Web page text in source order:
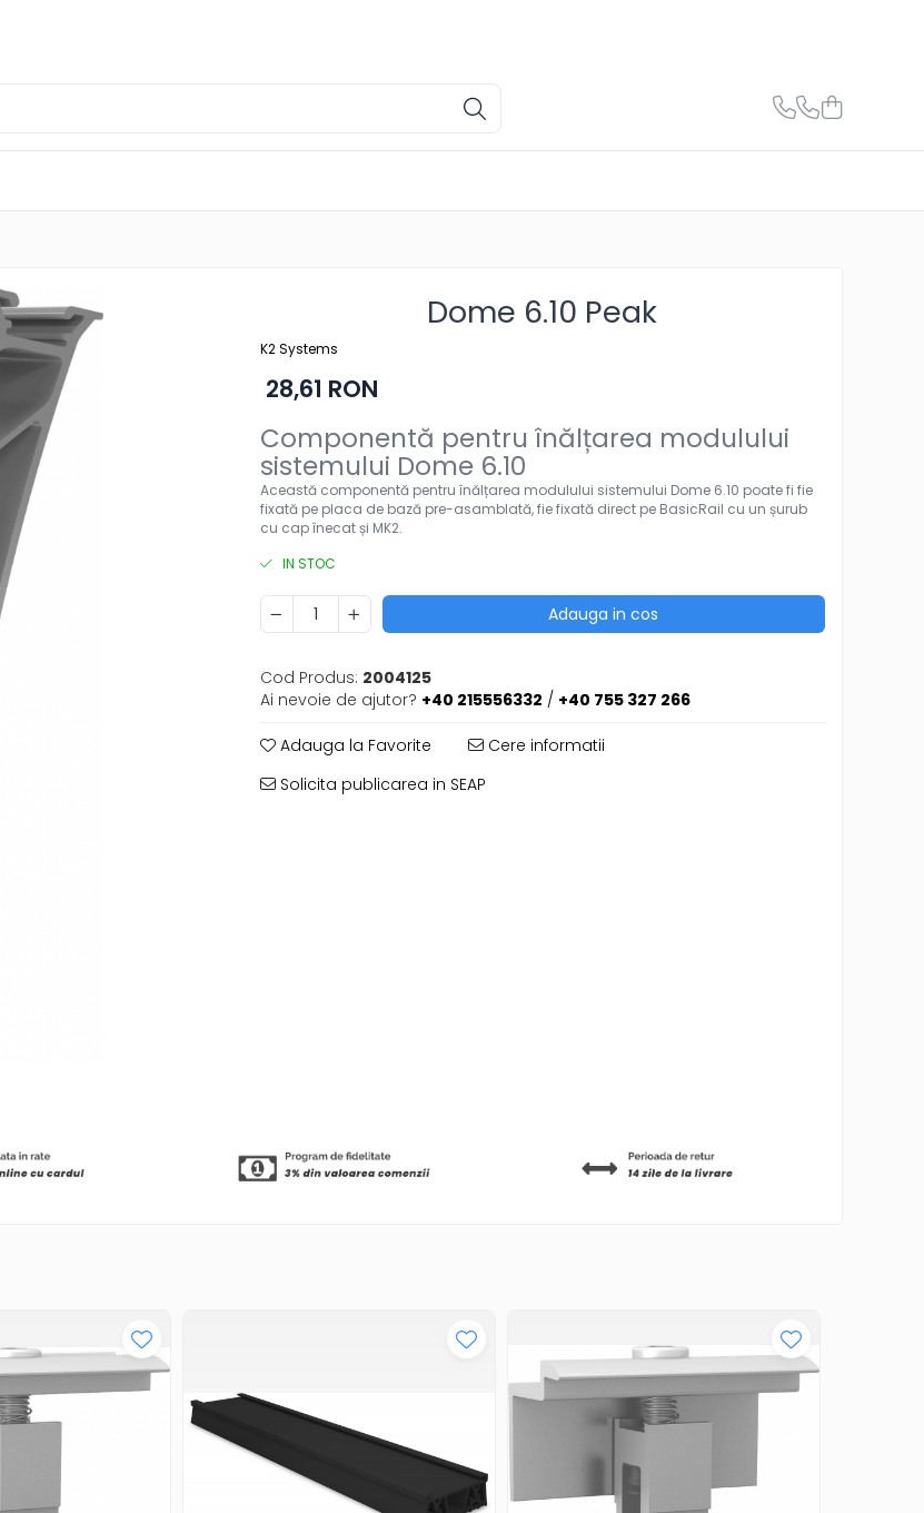
Dome 6.10 Peak
K2 Systems
28,61 RON
Componentă pentru înălțarea modulului
sistemului Dome 6.10
Această componentă pentru înălțarea modulului sistemului Dome 6.10 poate fi fie
fixată pe placa de bază pre-asamblată, fie fixată direct pe BasicRail cu un șurub
cu cap înecat și MK2.
IN STOC
Adauga in cos
Cod Produs: 2004125
Ai nevoie de ajutor? +40 215556332 / +40 755 327 266
Adauga la Favorite
Cere informatii
Solicita publicarea in SEAP